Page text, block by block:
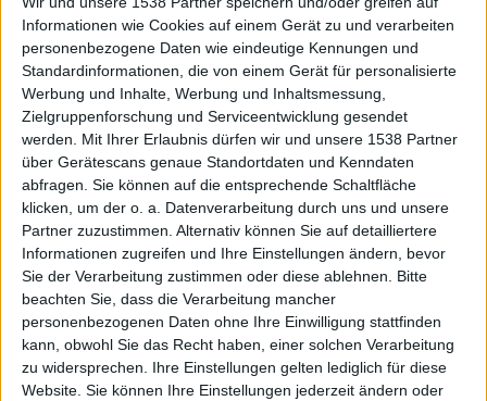
Informationen wie Cookies auf einem Gerät zu und verarbeiten
personenbezogene Daten wie eindeutige Kennungen und
Standardinformationen, die von einem Gerät für personalisierte
Werbung und Inhalte, Werbung und Inhaltsmessung,
Zielgruppenforschung und Serviceentwicklung gesendet
werden. Mit Ihrer Erlaubnis dürfen wir und unsere 1538 Partner
über Gerätescans genaue Standortdaten und Kenndaten
abfragen. Sie können auf die entsprechende Schaltfläche
klicken, um der o. a. Datenverarbeitung durch uns und unsere
Partner zuzustimmen. Alternativ können Sie auf detailliertere
Informationen zugreifen und Ihre Einstellungen ändern, bevor
Sie der Verarbeitung zustimmen oder diese ablehnen. Bitte
beachten Sie, dass die Verarbeitung mancher
personenbezogenen Daten ohne Ihre Einwilligung stattfinden
kann, obwohl Sie das Recht haben, einer solchen Verarbeitung
zu widersprechen. Ihre Einstellungen gelten lediglich für diese
Website. Sie können Ihre Einstellungen jederzeit ändern oder
Vermögen - doch nicht diese Flitzer, die wir Euch jetzt zeigen. Es klingt zu schön um
wahr zu sein und tatsächlich, die Sache hat einen kleinen Haken…
Kuriose Architektur: Das Lebkuchen-Haus in Brooklyn | LIT
Seid Ihr auf der Suche nach einem neuen Eigenheim? Dann ist dieses märchenhafte
Anwesen in Brooklyn bei New York vielleicht genau das richtige. Das „Gingerbread
House“ sucht einen neuen Eigentümer. Der muss allerdings tief ins Portemonnaie